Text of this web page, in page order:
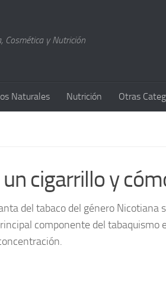
Cosmética y Nutrición
Naturales Nutrición Otras
cigarrillo y
del tabaco del género
componente del